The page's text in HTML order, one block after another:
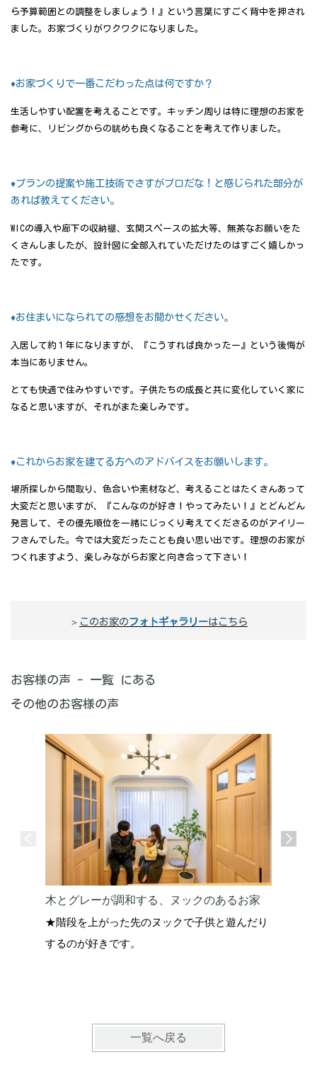
ら予算範囲との調整をしましょう！』という言葉にすごく背中を押され
ました。お家づくりがワクワクになりました。
♦お家づくりで一番こだわった点は何ですか？
生活しやすい配置を考えることです。キッチン周りは特に理想のお家を
参考に、リビングからの眺めも良くなることを考えて作りました。
♦プランの提案や施工技術でさすがプロだな！と感じられた部分が
あれば教えてください。
WICの導入や廊下の収納棚、玄関スペースの拡大等、無茶なお願いをた
くさんしましたが、設計図に全部入れていただけたのはすごく嬉しかっ
たです。
♦お住まいになられての感想をお聞かせください。
入居して約１年になりますが、『こうすれば良かったー』という後悔が
本当にありません。
とても快適で住みやすいです。子供たちの成長と共に変化していく家に
なると思いますが、それがまた楽しみです。
♦これからお家を建てる方へのアドバイスをお願いします。
場所探しから間取り、色合いや素材など、考えることはたくさんあって
大変だと思いますが、『こんなのが好き！やってみたい！』とどんどん
発言して、その優先順位を一緒にじっくり考えてくださるのがアイリー
フさんでした。今では大変だったことも良い思い出です。理想のお家が
つくれますよう、楽しみながらお家と向き合って下さい！
＞ このお家のフォトギャラリーはこちら
お客様の声 - 一覧 にある
その他のお客様の声
木とグレーが調和する、ヌックのあるお家
★階段を上がった先のヌックで子供と遊んだり
するのが好きです。
一覧へ戻る